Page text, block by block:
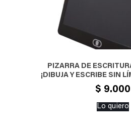
PIZARRA DE
¡DIBUJA Y ESCRIBE SIN
$ 9.000
Lo quiero